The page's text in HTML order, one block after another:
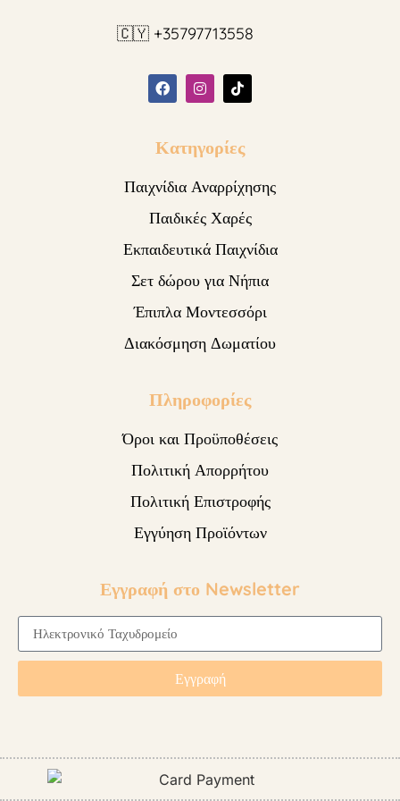
🇨🇾 +35797713558
Κατηγορίες
Παιχνίδια Αναρρίχησης
Παιδικές Χαρές
Εκπαιδευτικά Παιχνίδια
Σετ δώρου για Νήπια
Έπιπλα Μοντεσσόρι
Διακόσμηση Δωματίου
Πληροφορίες
Όροι και Προϋποθέσεις
Πολιτική Απορρήτου
Πολιτική Επιστροφής
Εγγύηση Προϊόντων
Εγγραφή στο Newsletter
Εγγραφή